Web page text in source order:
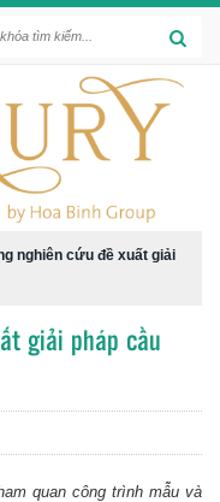
nghiên cứu đề xuất giải
giải pháp cầu
quan công trình mẫu và